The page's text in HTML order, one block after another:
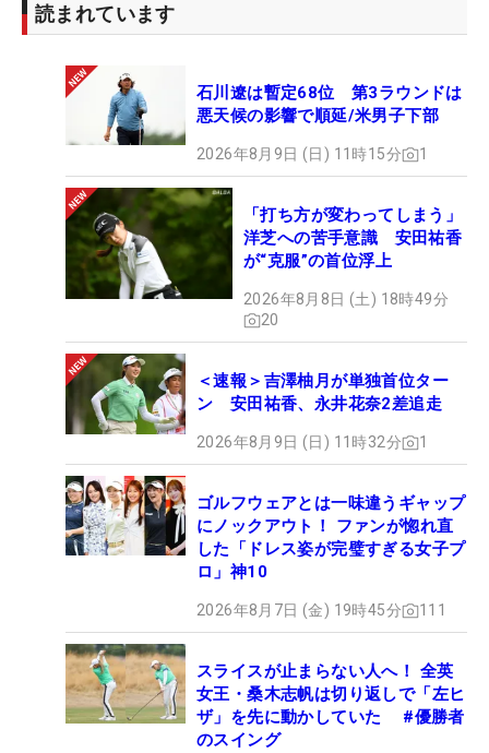
読まれています
石川遼は暫定68位 第3ラウンドは
悪天候の影響で順延/米男子下部
2026年8月9日 (日) 11時15分 1
「打ち方が変わってしまう」
洋芝への苦手意識 安田祐香
が“克服”の首位浮上
2026年8月8日 (土) 18時49分
20
＜速報＞吉澤柚月が単独首位ター
ン 安田祐香、永井花奈2差追走
2026年8月9日 (日) 11時32分 1
ゴルフウェアとは一味違うギャップ
にノックアウト！ ファンが惚れ直
した「ドレス姿が完璧すぎる女子プ
ロ」神10
2026年8月7日 (金) 19時45分 111
スライスが止まらない人へ！ 全英
女王・桑木志帆は切り返しで「左ヒ
ザ」を先に動かしていた #優勝者
のスイング